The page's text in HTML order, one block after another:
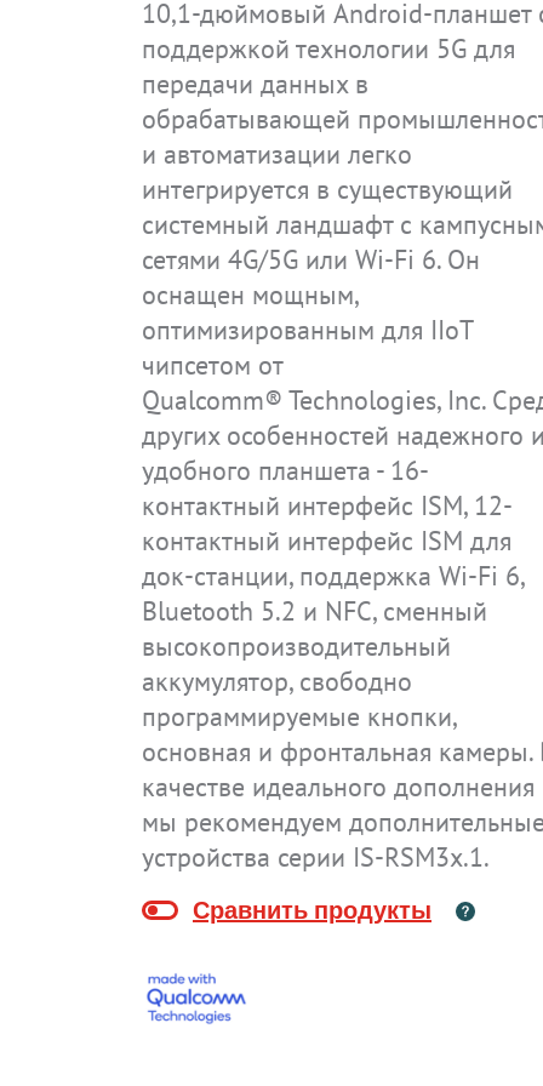
IS930.1
IS-SW1.1 IS-TC1A.1
IS940.2
IS-RSM3A.RG
IS945.M1
Системы
Комплектующие
Архив
IS320.1
IS330.RG IS520.1
IS910.2
IS-TH1ER.2 IS-TH1ER.RG
Знания в области технологии
Директивы & стандарт
Сертификаты
Код IP
Классы защиты от
Области применения
Загрузки
Обновления системы
Карьера у нас
Контакт
10,1-дюймовый Android-планшет
поддержкой технологии 5G для
передачи данных в
обрабатывающей
и автоматизации легко
интегрируется в существующий
системный ландшафт с
сетями 4G/5G или Wi-Fi 6. Он
оснащен мощным,
оптимизированным для IIoT
чипсетом от
Qualcomm® Technologies, Inc.
других особенностей надежного и
удобного планшета - 16-
контактный интерфейс ISM, 12-
контактный интерфейс ISM для
док-станции, поддержка Wi-Fi 6,
Bluetooth 5.2 и NFC, сменный
высокопроизводительный
аккумулятор, свободно
программируемые кнопки,
основная и фронтальная камеры.
качестве идеального дополнения
мы рекомендуем дополнительные
устройства серии IS-RSM3x.1.